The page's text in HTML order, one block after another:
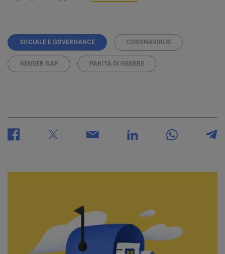
SOCIALE E GOVERNANCE CORONAVIRUS
GENDER GAP PARITÀ DI GENERE